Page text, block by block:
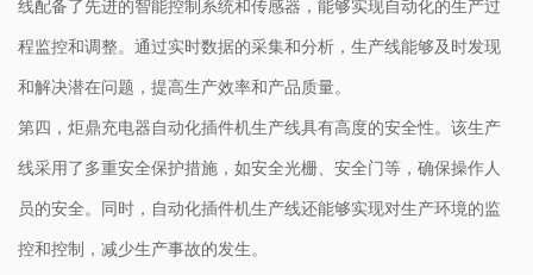
线配备了先进的智能控制系统和传感器，能够实现自动化的生产过
程监控和调整。通过实时数据的采集和分析，生产线能够及时发现
和解决潜在问题，提高生产效率和产品质量。
第四，炬鼎充电器自动化插件机生产线具有高度的安全性。该生产
线采用了多重安全保护措施，如安全光栅、安全门等，确保操作人
员的安全。同时，自动化插件机生产线还能够实现对生产环境的监
控和控制，减少生产事故的发生。